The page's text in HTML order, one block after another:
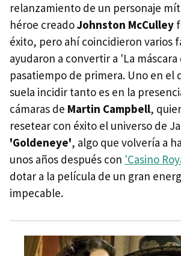
relanzamiento de un personaje
héroe creadoJohnston McCulley
éxito, pero ahí coincidieron varios
ayudaron a convertir a 'La
pasatiempo de primera. Uno en el
suela incidir tanto es en la
cámaras de Martin Campbell,
resetear con éxito el universo de
'Goldeneye', algo que volvería a
unos años después con 'Casino
dotar a la película de un gran
impecable.